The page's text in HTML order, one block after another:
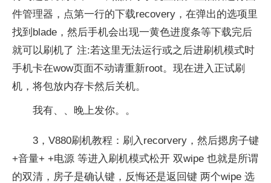
件管理器，点第一行的下载recovery，在弹出的选项里
找到blade，然后手机会出现一黄色进度条等下载完后
就可以刷机了 注:若这里无法运行或之后进刷机模式时
手机卡在wow页面不动请重新root。现在进入正试刷
机，将包放内存卡然后关机。
我有、、晚上发你。。
3，V880刷机教程：刷入recorvery，然后摁房子键
+音量+ +电源 等进入刷机模式松开 双wipe 也就是所谓
的双清，房子是确认键，反悔还是返回键 两个wipe 选